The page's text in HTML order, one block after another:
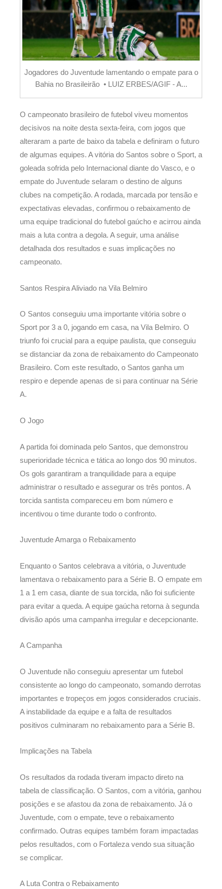
Jogadores do Juventude lamentando o empate para o
Bahia no Brasileirão • LUIZ ERBES/AGIF - A...
O campeonato brasileiro de futebol viveu momentos
decisivos na noite desta sexta-feira, com jogos que
alteraram a parte de baixo da tabela e definiram o futuro
de algumas equipes. A vitória do Santos sobre o Sport, a
goleada sofrida pelo Internacional diante do Vasco, e o
empate do Juventude selaram o destino de alguns
clubes na competição. A rodada, marcada por tensão e
expectativas elevadas, confirmou o rebaixamento de
uma equipe tradicional do futebol gaúcho e acirrou ainda
mais a luta contra a degola. A seguir, uma análise
detalhada dos resultados e suas implicações no
campeonato.
Santos Respira Aliviado na Vila Belmiro
O Santos conseguiu uma importante vitória sobre o
Sport por 3 a 0, jogando em casa, na Vila Belmiro. O
triunfo foi crucial para a equipe paulista, que conseguiu
se distanciar da zona de rebaixamento do Campeonato
Brasileiro. Com este resultado, o Santos ganha um
respiro e depende apenas de si para continuar na Série
A.
O Jogo
A partida foi dominada pelo Santos, que demonstrou
superioridade técnica e tática ao longo dos 90 minutos.
Os gols garantiram a tranquilidade para a equipe
administrar o resultado e assegurar os três pontos. A
torcida santista compareceu em bom número e
incentivou o time durante todo o confronto.
Juventude Amarga o Rebaixamento
Enquanto o Santos celebrava a vitória, o Juventude
lamentava o rebaixamento para a Série B. O empate em
1 a 1 em casa, diante de sua torcida, não foi suficiente
para evitar a queda. A equipe gaúcha retorna à segunda
divisão após uma campanha irregular e decepcionante.
A Campanha
O Juventude não conseguiu apresentar um futebol
consistente ao longo do campeonato, somando derrotas
importantes e tropeços em jogos considerados cruciais.
A instabilidade da equipe e a falta de resultados
positivos culminaram no rebaixamento para a Série B.
Implicações na Tabela
Os resultados da rodada tiveram impacto direto na
tabela de classificação. O Santos, com a vitória, ganhou
posições e se afastou da zona de rebaixamento. Já o
Juventude, com o empate, teve o rebaixamento
confirmado. Outras equipes também foram impactadas
pelos resultados, com o Fortaleza vendo sua situação
se complicar.
A Luta Contra o Rebaixamento